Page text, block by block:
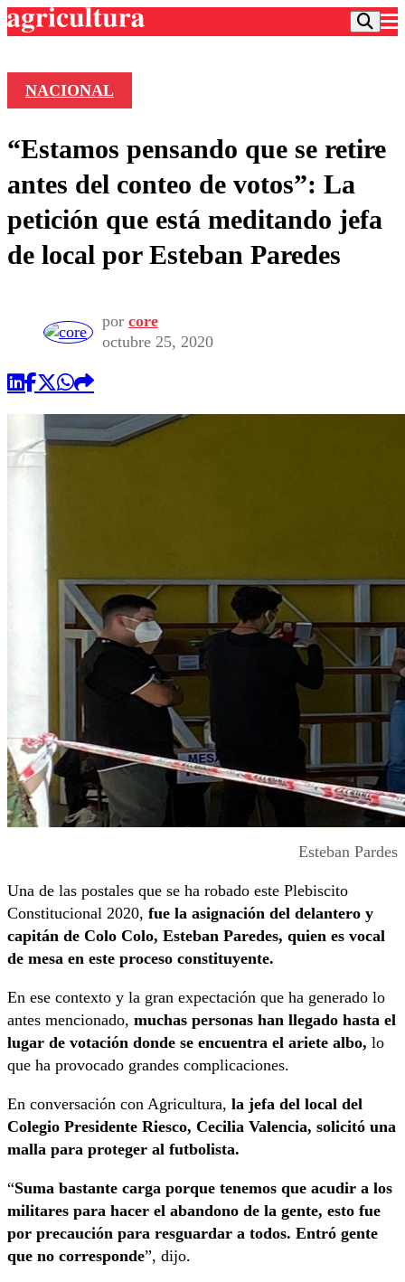
Frecuencias
Agricultura TV
Deportes
Colo Colo
Motor
Torneo Internacional
Torneo Nacional
Entretención
Noticias
Internacional
Nacional
Vida Social
Programas
Comercial
NACIONAL
“Estamos pensando que se retire
antes del conteo de votos”: La
petición que está meditando jefa
de local por Esteban Paredes
por core
octubre 25, 2020
Esteban Pardes
Una de las postales que se ha robado este Plebiscito
Constitucional 2020, fue la asignación del delantero y
capitán de Colo Colo, Esteban Paredes, quien es vocal
de mesa en este proceso constituyente.
En ese contexto y la gran expectación que ha generado lo
antes mencionado, muchas personas han llegado hasta el
lugar de votación donde se encuentra el ariete albo, lo
que ha provocado grandes complicaciones.
En conversación con Agricultura, la jefa del local del
Colegio Presidente Riesco, Cecilia Valencia, solicitó una
malla para proteger al futbolista.
“Suma bastante carga porque tenemos que acudir a los
militares para hacer el abandono de la gente, esto fue
por precaución para resguardar a todos. Entró gente
que no corresponde”, dijo.